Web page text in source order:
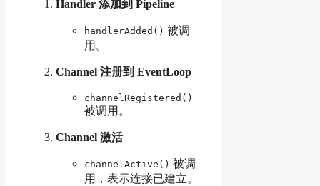
Handler 添加到 Pipeline
handlerAdded() 被调
用。
Channel 注册到 EventLoop
channelRegistered()
被调用。
Channel 激活
channelActive() 被调
用，表示连接已建立。